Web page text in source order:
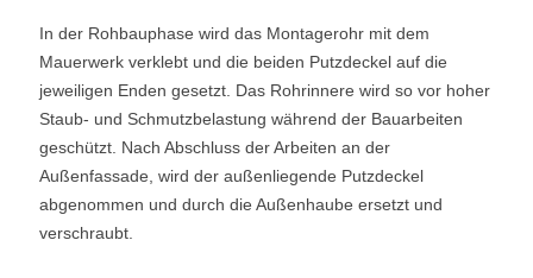
In der Rohbauphase wird das Montagerohr mit dem
Mauerwerk verklebt und die beiden Putzdeckel auf die
jeweiligen Enden gesetzt. Das Rohrinnere wird so vor hoher
Staub- und Schmutzbelastung während der Bauarbeiten
geschützt. Nach Abschluss der Arbeiten an der
Außenfassade, wird der außenliegende Putzdeckel
abgenommen und durch die Außenhaube ersetzt und
verschraubt.